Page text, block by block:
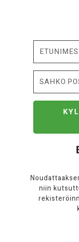
niin